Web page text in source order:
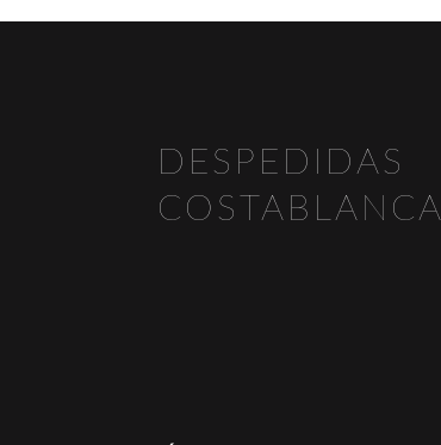
DESPEDIDAS
COSTABLANCA